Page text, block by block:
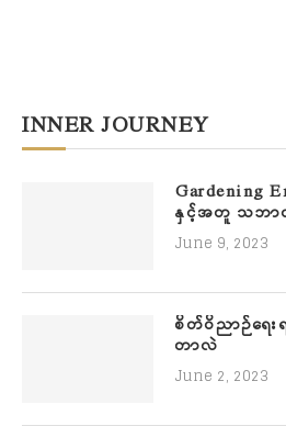
INNER JOURNEY
Gardening
နှင့်အတူ သဘာဝအ
June 9, 2023
စိတ်ဝိညာဉ်ရေ
တာလဲ
June 2, 2023